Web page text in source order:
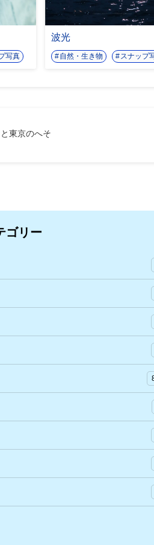
写真
波光
自然・生き物 スナップ
東京のへそ
ゴリー